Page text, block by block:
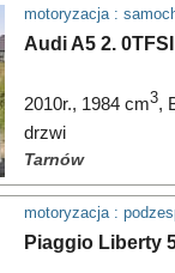
motoryzacja :
Audi A5 2.
2010r., 1984 cm3,
drzwi
Tarnów
motoryzacja :
Piaggio Liberty